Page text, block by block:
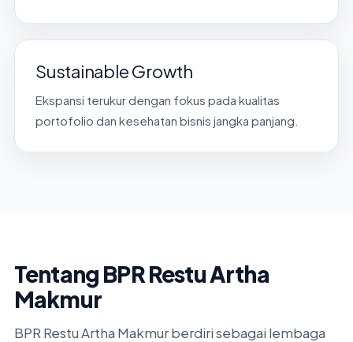
Sustainable Growth
Ekspansi terukur dengan fokus pada kualitas
portofolio dan kesehatan bisnis jangka panjang.
Tentang BPR Restu Artha
Makmur
BPR Restu Artha Makmur berdiri sebagai lembaga